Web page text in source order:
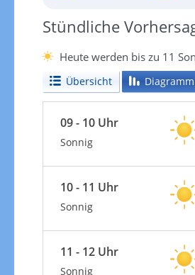
Stündliche
Heute werden bis zu 11
Übersicht Diagramm
09 - 10 Uhr
Sonnig
10 - 11 Uhr
Sonnig
11 - 12 Uhr
Sonnig